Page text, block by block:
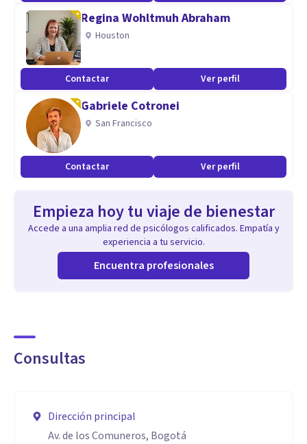
Dificultades del Aprendizaje, Psicoterapia Cognitivo
Conductual y liberación emocional.
Regina Wohltmuh Abraham
Houston
Contactar Ver perfil
Gabriele Cotronei
San Francisco
Contactar Ver perfil
Empieza hoy tu viaje de bienestar
Accede a una amplia red de psicólogos calificados. Empatía y
experiencia a tu servicio.
Encuentra profesionales
Consultas
Dirección principal
Av. de los Comuneros, Bogotá